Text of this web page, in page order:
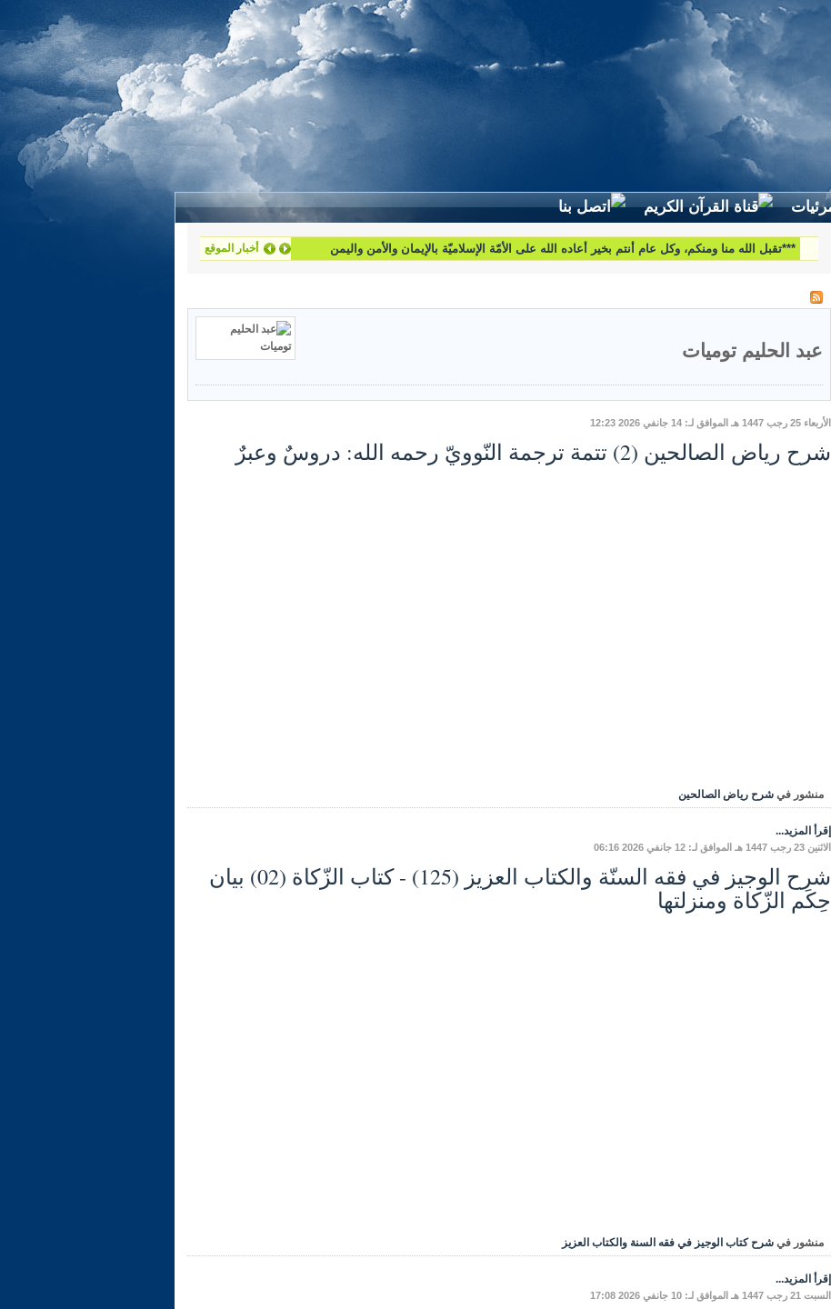
أخبار الموقع
لطرح استفساراتكم وأسئلتكم واقتراحاتكم اتّصلوا بنا على البريد التّالي:
عبد الحليم توميات
الأربعاء 25 رجب 1447 هـ الموافق لـ: 14 جانفي 2026 12:23
شرح رياض الصالحين (2) تتمة ترجمة النّوويّ رحمه الله: دروسٌ وعبرٌ
منشور في شرح رياض الصالحين
إقرأ المزيد...
الاثنين 23 رجب 1447 هـ الموافق لـ: 12 جانفي 2026 06:16
شرح الوجيز في فقه السنّة والكتاب العزيز (125) - كتاب الزّكاة (02) بيان
حِكَم الزّكاة ومنزلتها
منشور في شرح كتاب الوجيز في فقه السنة والكتاب العزيز
إقرأ المزيد...
السبت 21 رجب 1447 هـ الموافق لـ: 10 جانفي 2026 17:08